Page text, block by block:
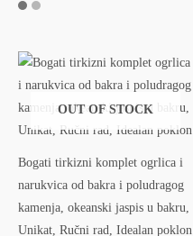
OUT OF STOCK
Bogati tirkizni komplet ogrlica i
narukvica od bakra i poludragog
kamenja, okeanski jaspis u bakru,
Unikat, Ručni rad, Idealan poklon